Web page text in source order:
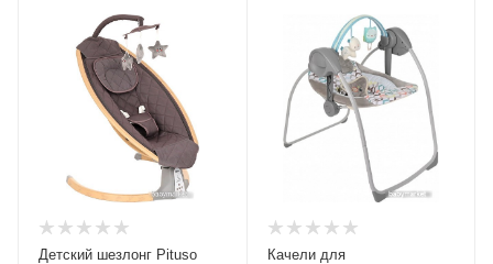
Детский шезлонг Pituso
Качели для